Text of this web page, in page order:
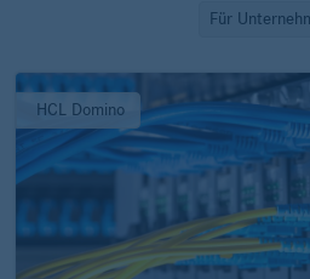
Für
HCL Domino